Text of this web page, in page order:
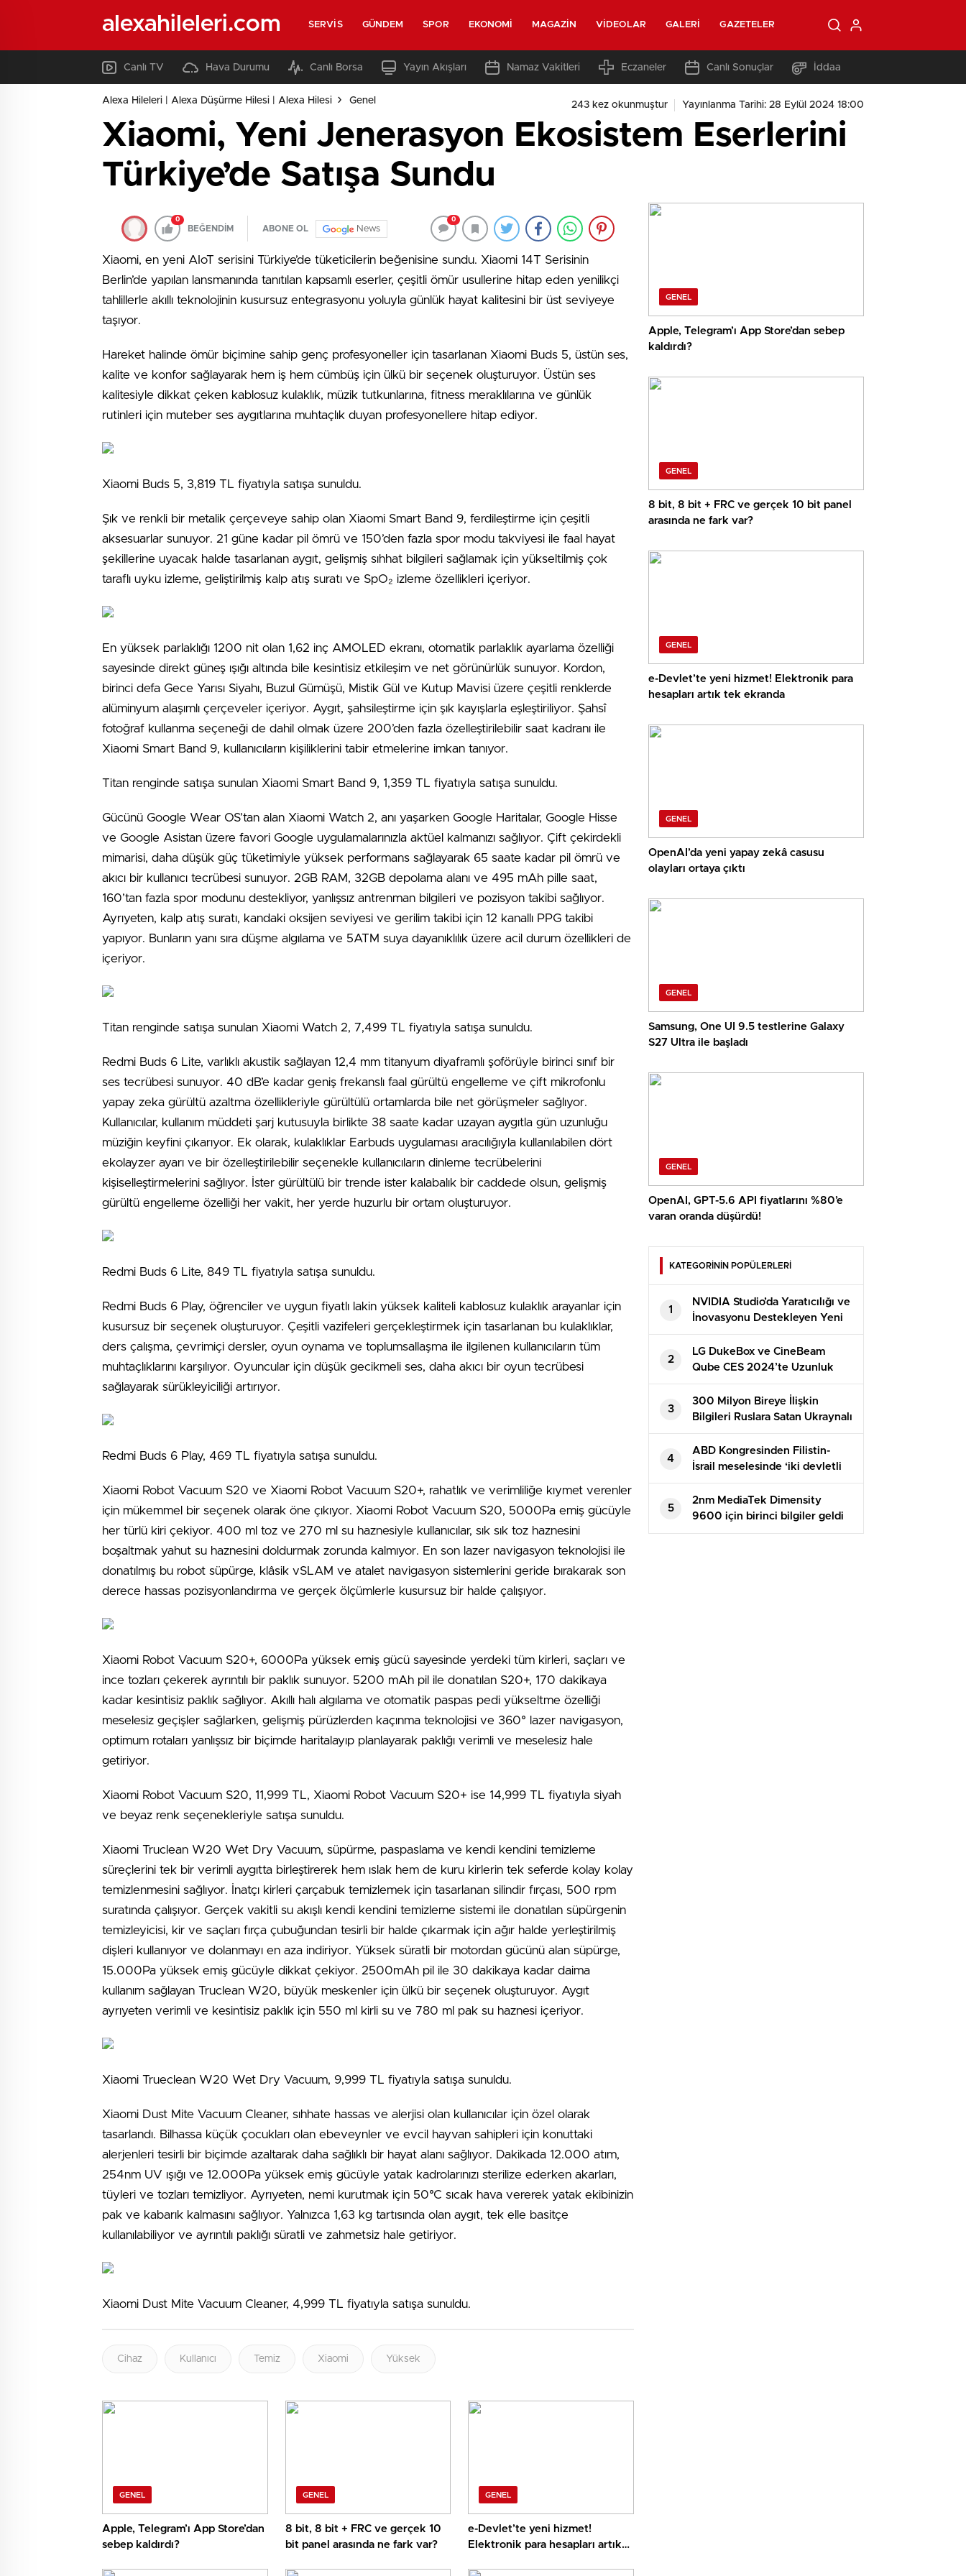
alexahileleri.com SERVIS GÜNDEM SPOR EKONOMI MAGAZIN VIDEOLAR GALERI GAZETELER
Canlı TV Hava Durumu Canlı Borsa Yayın Akışları Namaz Vakitleri Eczaneler Canlı Sonuçlar İddaa
Alexa Hileleri | Alexa Düşürme Hilesi | Alexa Hilesi Genel 243 kez okunmuştur Yayınlanma Tarihi: 28 Eylül 2024 18:00
Xiaomi, Yeni Jenerasyon Ekosistem Eserlerini
Türkiye’de Satışa Sundu
0
BEĞENDİM ABONE OL News
0
Xiaomi, en yeni AIoT serisini Türkiye’de tüketicilerin beğenisine sundu. Xiaomi 14T Serisinin
Berlin’de yapılan lansmanında tanıtılan kapsamlı eserler, çeşitli ömür usullerine hitap eden yenilikçi
tahlillerle akıllı teknolojinin kusursuz entegrasyonu yoluyla günlük hayat kalitesini bir üst seviyeye
taşıyor.
Hareket halinde ömür biçimine sahip genç profesyoneller için tasarlanan Xiaomi Buds 5, üstün ses,
kalite ve konfor sağlayarak hem iş hem cümbüş için ülkü bir seçenek oluşturuyor. Üstün ses
kalitesiyle dikkat çeken kablosuz kulaklık, müzik tutkunlarına, fitness meraklılarına ve günlük
rutinleri için muteber ses aygıtlarına muhtaçlık duyan profesyonellere hitap ediyor.
Xiaomi Buds 5, 3,819 TL fiyatıyla satışa sunuldu.
Şık ve renkli bir metalik çerçeveye sahip olan Xiaomi Smart Band 9, ferdileştirme için çeşitli
aksesuarlar sunuyor. 21 güne kadar pil ömrü ve 150’den fazla spor modu takviyesi ile faal hayat
şekillerine uyacak halde tasarlanan aygıt, gelişmiş sıhhat bilgileri sağlamak için yükseltilmiş çok
taraflı uyku izleme, geliştirilmiş kalp atış suratı ve SpO₂ izleme özellikleri içeriyor.
En yüksek parlaklığı 1200 nit olan 1,62 inç AMOLED ekranı, otomatik parlaklık ayarlama özelliği
sayesinde direkt güneş ışığı altında bile kesintisiz etkileşim ve net görünürlük sunuyor. Kordon,
birinci defa Gece Yarısı Siyahı, Buzul Gümüşü, Mistik Gül ve Kutup Mavisi üzere çeşitli renklerde
alüminyum alaşımlı çerçeveler içeriyor. Aygıt, şahsileştirme için şık kayışlarla eşleştiriliyor. Şahsî
fotoğraf kullanma seçeneği de dahil olmak üzere 200’den fazla özelleştirilebilir saat kadranı ile
Xiaomi Smart Band 9, kullanıcıların kişiliklerini tabir etmelerine imkan tanıyor.
Titan renginde satışa sunulan Xiaomi Smart Band 9, 1,359 TL fiyatıyla satışa sunuldu.
Gücünü Google Wear OS’tan alan Xiaomi Watch 2, anı yaşarken Google Haritalar, Google Hisse
ve Google Asistan üzere favori Google uygulamalarınızla aktüel kalmanızı sağlıyor. Çift çekirdekli
mimarisi, daha düşük güç tüketimiyle yüksek performans sağlayarak 65 saate kadar pil ömrü ve
akıcı bir kullanıcı tecrübesi sunuyor. 2GB RAM, 32GB depolama alanı ve 495 mAh pille saat,
160’tan fazla spor modunu destekliyor, yanlışsız antrenman bilgileri ve pozisyon takibi sağlıyor.
Ayrıyeten, kalp atış suratı, kandaki oksijen seviyesi ve gerilim takibi için 12 kanallı PPG takibi
yapıyor. Bunların yanı sıra düşme algılama ve 5ATM suya dayanıklılık üzere acil durum özellikleri de
içeriyor.
Titan renginde satışa sunulan Xiaomi Watch 2, 7,499 TL fiyatıyla satışa sunuldu.
Redmi Buds 6 Lite, varlıklı akustik sağlayan 12,4 mm titanyum diyaframlı şoförüyle birinci sınıf bir
ses tecrübesi sunuyor. 40 dB’e kadar geniş frekanslı faal gürültü engelleme ve çift mikrofonlu
yapay zeka gürültü azaltma özellikleriyle gürültülü ortamlarda bile net görüşmeler sağlıyor.
Kullanıcılar, kullanım müddeti şarj kutusuyla birlikte 38 saate kadar uzayan aygıtla gün uzunluğu
müziğin keyfini çıkarıyor. Ek olarak, kulaklıklar Earbuds uygulaması aracılığıyla kullanılabilen dört
ekolayzer ayarı ve bir özelleştirilebilir seçenekle kullanıcıların dinleme tecrübelerini
kişiselleştirmelerini sağlıyor. İster gürültülü bir trende ister kalabalık bir caddede olsun, gelişmiş
gürültü engelleme özelliği her vakit, her yerde huzurlu bir ortam oluşturuyor.
Redmi Buds 6 Lite, 849 TL fiyatıyla satışa sunuldu.
Redmi Buds 6 Play, öğrenciler ve uygun fiyatlı lakin yüksek kaliteli kablosuz kulaklık arayanlar için
kusursuz bir seçenek oluşturuyor. Çeşitli vazifeleri gerçekleştirmek için tasarlanan bu kulaklıklar,
ders çalışma, çevrimiçi dersler, oyun oynama ve toplumsallaşma ile ilgilenen kullanıcıların tüm
muhtaçlıklarını karşılıyor. Oyuncular için düşük gecikmeli ses, daha akıcı bir oyun tecrübesi
sağlayarak sürükleyiciliği artırıyor.
Redmi Buds 6 Play, 469 TL fiyatıyla satışa sunuldu.
Xiaomi Robot Vacuum S20 ve Xiaomi Robot Vacuum S20+, rahatlık ve verimliliğe kıymet verenler
için mükemmel bir seçenek olarak öne çıkıyor. Xiaomi Robot Vacuum S20, 5000Pa emiş gücüyle
her türlü kiri çekiyor. 400 ml toz ve 270 ml su haznesiyle kullanıcılar, sık sık toz haznesini
boşaltmak yahut su haznesini doldurmak zorunda kalmıyor. En son lazer navigasyon teknolojisi ile
donatılmış bu robot süpürge, klâsik vSLAM ve atalet navigasyon sistemlerini geride bırakarak son
derece hassas pozisyonlandırma ve gerçek ölçümlerle kusursuz bir halde çalışıyor.
Xiaomi Robot Vacuum S20+, 6000Pa yüksek emiş gücü sayesinde yerdeki tüm kirleri, saçları ve
ince tozları çekerek ayrıntılı bir paklık sunuyor. 5200 mAh pil ile donatılan S20+, 170 dakikaya
kadar kesintisiz paklık sağlıyor. Akıllı halı algılama ve otomatik paspas pedi yükseltme özelliği
meselesiz geçişler sağlarken, gelişmiş pürüzlerden kaçınma teknolojisi ve 360° lazer navigasyon,
optimum rotaları yanlışsız bir biçimde haritalayıp planlayarak paklığı verimli ve meselesiz hale
getiriyor.
Xiaomi Robot Vacuum S20, 11,999 TL, Xiaomi Robot Vacuum S20+ ise 14,999 TL fiyatıyla siyah
ve beyaz renk seçenekleriyle satışa sunuldu.
Xiaomi Truclean W20 Wet Dry Vacuum, süpürme, paspaslama ve kendi kendini temizleme
süreçlerini tek bir verimli aygıtta birleştirerek hem ıslak hem de kuru kirlerin tek seferde kolay kolay
temizlenmesini sağlıyor. İnatçı kirleri çarçabuk temizlemek için tasarlanan silindir fırçası, 500 rpm
suratında çalışıyor. Gerçek vakitli su akışlı kendi kendini temizleme sistemi ile donatılan süpürgenin
temizleyicisi, kir ve saçları fırça çubuğundan tesirli bir halde çıkarmak için ağır halde yerleştirilmiş
dişleri kullanıyor ve dolanmayı en aza indiriyor. Yüksek süratli bir motordan gücünü alan süpürge,
15.000Pa yüksek emiş gücüyle dikkat çekiyor. 2500mAh pil ile 30 dakikaya kadar daima
kullanım sağlayan Truclean W20, büyük meskenler için ülkü bir seçenek oluşturuyor. Aygıt
ayrıyeten verimli ve kesintisiz paklık için 550 ml kirli su ve 780 ml pak su haznesi içeriyor.
Xiaomi Trueclean W20 Wet Dry Vacuum, 9,999 TL fiyatıyla satışa sunuldu.
Xiaomi Dust Mite Vacuum Cleaner, sıhhate hassas ve alerjisi olan kullanıcılar için özel olarak
tasarlandı. Bilhassa küçük çocukları olan ebeveynler ve evcil hayvan sahipleri için konuttaki
alerjenleri tesirli bir biçimde azaltarak daha sağlıklı bir hayat alanı sağlıyor. Dakikada 12.000 atım,
254nm UV ışığı ve 12.000Pa yüksek emiş gücüyle yatak kadrolarınızı sterilize ederken akarları,
tüyleri ve tozları temizliyor. Ayrıyeten, nemi kurutmak için 50°C sıcak hava vererek yatak ekibinizin
pak ve kabarık kalmasını sağlıyor. Yalnızca 1,63 kg tartısında olan aygıt, tek elle basitçe
kullanılabiliyor ve ayrıntılı paklığı süratli ve zahmetsiz hale getiriyor.
Xiaomi Dust Mite Vacuum Cleaner, 4,999 TL fiyatıyla satışa sunuldu.
Cihaz Kullanıcı Temiz Xiaomi Yüksek
GENEL
Apple, Telegram’ı App Store’dan
sebep kaldırdı?
GENEL
8 bit, 8 bit + FRC ve gerçek 10
bit panel arasında ne fark var?
GENEL
e-Devlet’te yeni hizmet!
Elektronik para hesapları artık
GENEL
Apple, Telegram’ı App Store’dan sebep
kaldırdı?
GENEL
8 bit, 8 bit + FRC ve gerçek 10 bit panel
arasında ne fark var?
GENEL
e-Devlet’te yeni hizmet! Elektronik para
hesapları artık tek ekranda
GENEL
OpenAI’da yeni yapay zekâ casusu
olayları ortaya çıktı
GENEL
Samsung, One UI 9.5 testlerine Galaxy
S27 Ultra ile başladı
GENEL
OpenAI, GPT-5.6 API fiyatlarını %80’e
varan oranda düşürdü!
KATEGORİNİN POPÜLERLERİ
1
NVIDIA Studio’da Yaratıcılığı ve
İnovasyonu Destekleyen Yeni
Uygulamalar
2
LG DukeBox ve CineBeam
Qube CES 2024’te Uzunluk
Gösterecek
3
300 Milyon Bireye İlişkin
Bilgileri Ruslara Satan Ukraynalı
Hacker Tutuklandı
4
ABD Kongresinden Filistin-
İsrail meselesinde ‘iki devletli
çözüme’ destek
5
2nm MediaTek Dimensity
9600 için birinci bilgiler geldi